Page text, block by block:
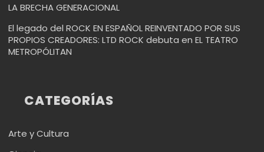
LA BRECHA GENERACIONAL
El legado del ROCK EN ESPAÑOL REINVENTADO POR SUS
PROPIOS CREADORES: LTD ROCK debuta en EL TEATRO
METROPÓLITAN
CATEGORÍAS
Arte y Cultura